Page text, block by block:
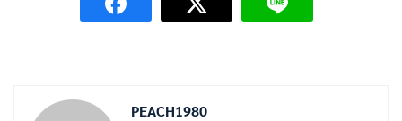
PEACH1980